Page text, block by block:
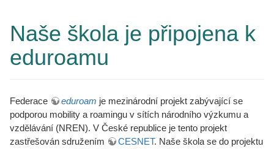
Naše škola je připojena k
eduroamu
Federace eduroam je mezinárodní projekt zabývající se
podporou mobility a roamingu v sítích národního výzkumu a
vzdělávání (NREN). V České republice je tento projekt
zastřešován sdružením
CESNET. Naše škola se do projektu